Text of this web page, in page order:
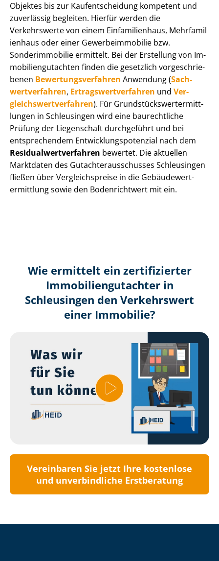
Objektes bis zur Kauf­ent­schei­dung kompetent und
zuverlässig begleiten. Hierfür werden die
Verkehrswerte von einem Einfamilienhaus, Mehr­fa­mi­l
i­en­haus oder einer Ge­wer­be­im­mo­bi­lie bzw.
Sonderimmobilie ermittelt. Bei der Erstellung von Im­
mo­bi­li­en­gut­ach­ten finden die gesetzlich vor­ge­schrie­
be­nen Be­wer­tungs­ver­fah­ren Anwendung (Sach­
wert­ver­fah­ren, Er­trags­wert­ver­fah­ren und Ver­
gleichs­wert­ver­fah­ren). Für Grund­stücks­wert­ermitt­
lun­gen in Schleusingen wird eine baurechtliche
Prüfung der Liegenschaft durchgeführt und bei
entsprechendem Ent­wick­lungs­po­ten­zi­al nach dem
Re­si­du­al­wert­ver­fah­ren bewertet. Die aktuellen
Marktdaten des Gut­ach­ter­aus­schus­ses Schleusingen
fließen über Ver­gleichs­prei­se in die Ge­bäu­de­wert­
ermitt­lung sowie den Bodenrichtwert mit ein.
Wie ermittelt ein zertifizierter
Immobilien­gutachter in
Schleusingen den Verkehrswert
einer Immobilie?
Vereinbaren Sie jetzt Ihre kostenlose
und unverbindliche Erstberatung